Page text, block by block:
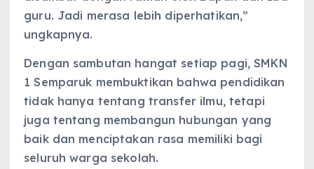
guru. Jadi merasa lebih diperhatikan,”
ungkapnya.
Dengan sambutan hangat setiap pagi, SMKN
1 Semparuk membuktikan bahwa pendidikan
tidak hanya tentang transfer ilmu, tetapi
juga tentang membangun hubungan yang
baik dan menciptakan rasa memiliki bagi
seluruh warga sekolah.